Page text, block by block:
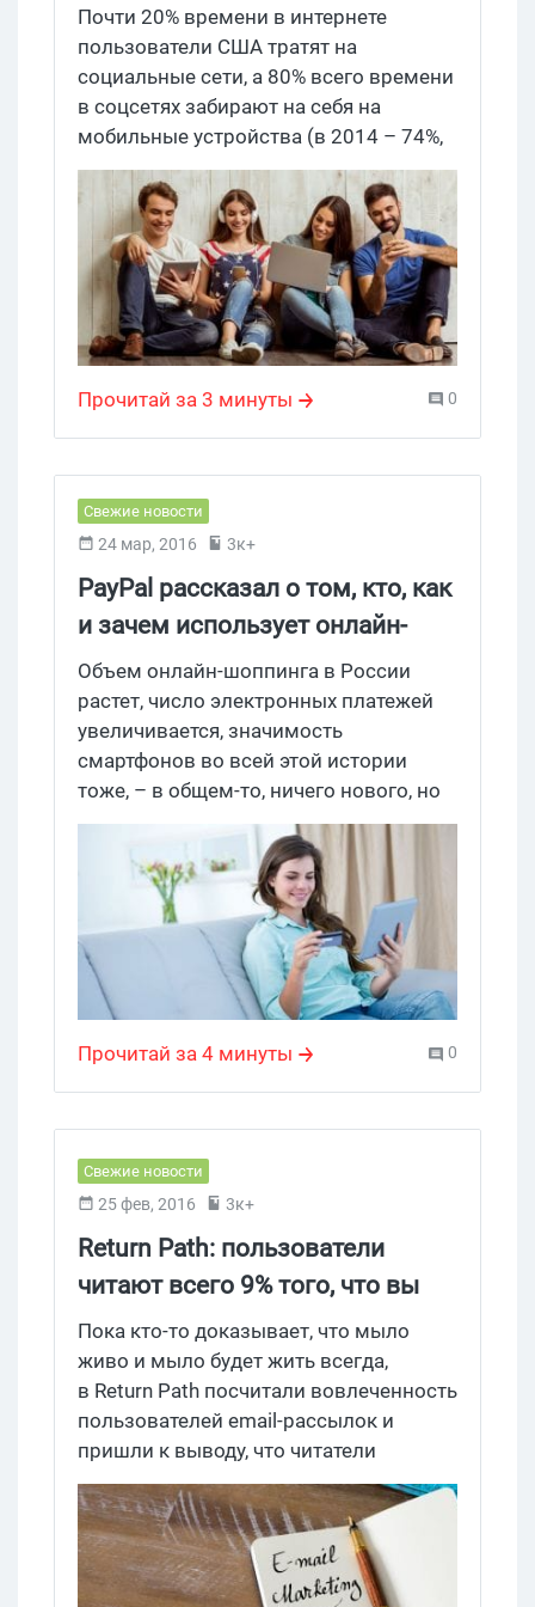
Facebook
Почти 20% времени в интернете
пользователи США тратят на
социальные сети, а 80% всего времени
в соцсетях забирают на себя на
мобильные устройства (в 2014 – 74%,
в 2013 – 67%). При этом по времени,
проведенному онлайн, и
вовлеченности юзеров с огро-о-
омным отрывом лидирует Facebook, а
вот младшей аудитории больше по
душе Snapchat: 46,8% местных еще не
исполнилось 25 лет. Предупреждение:
Прочитай за 3 минуты
0
Свежие новости
24 мар, 2016 3к+
PayPal рассказал о том, кто, как
и зачем использует онлайн-
платежи
Объем онлайн-шоппинга в России
растет, число электронных платежей
увеличивается, значимость
смартфонов во всей этой истории
тоже, – в общем-то, ничего нового, но
именно к такому выводу пришли в
PayPal, когда провели свое ежегодное
исследование совместно с Data
Прочитай за 4 минуты 0
Свежие новости
25 фев, 2016 3к+
Return Path: пользователи
читают всего 9% того, что вы
им посылаете
Пока кто-то доказывает, что мыло
живо и мыло будет жить всегда,
в Return Path посчитали вовлеченность
пользователей email-рассылок и
пришли к выводу, что читатели
рекламного материала на самом деле
читают только 9% того, что вы им
посылаете. При этом наибольшей
популярностью неизменно
пользуются рассылки от